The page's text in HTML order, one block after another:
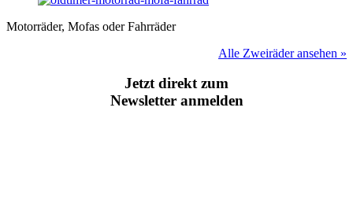
Motorräder, Mofas oder Fahrräder
Alle Zweiräder ansehen »
Jetzt direkt zum
Newsletter anmelden